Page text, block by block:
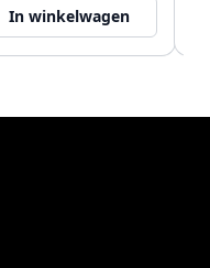
In winkelwagen